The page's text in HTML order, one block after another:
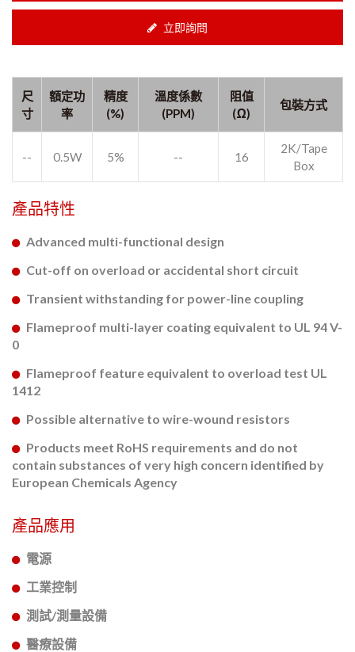
立即詢問
尺
寸
額定功
率
精度
(%)
溫度係數
(PPM)
阻值
(Ω)
包裝方式
-- 0.5W 5% -- 16
2K/Tape
Box
產品特性
Advanced multi-functional design
Cut-off on overload or accidental short circuit
Transient withstanding for power-line coupling
Flameproof multi-layer coating equivalent to UL 94 V-
0
Flameproof feature equivalent to overload test UL
1412
Possible alternative to wire-wound resistors
Products meet RoHS requirements and do not
contain substances of very high concern identified by
European Chemicals Agency
產品應用
電源
工業控制
測試/測量設備
醫療設備